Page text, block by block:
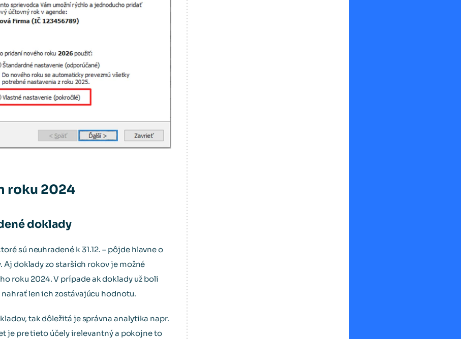
roku 2024
doklady
sú neuhradené k 31.12. – pôjde hlavne o
Aj doklady zo starších rokov je možné
roku 2024. V prípade ak doklady už boli
len ich zostávajúcu hodnotu.
tak dôležitá je správna analytika napr.
je pre tieto účely irelevantný a pokojne to